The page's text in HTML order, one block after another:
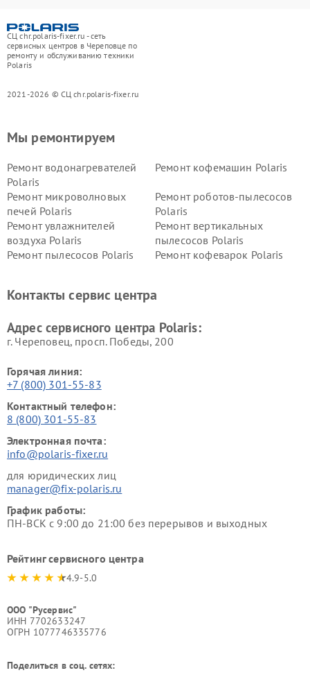
СЦ chr.polaris-fixer.ru - сеть
сервисных центров в Череповце по
ремонту и обслуживанию техники
Polaris
2021-2026 © СЦ chr.polaris-fixer.ru
Мы ремонтируем
Ремонт водонагревателей
Polaris
Ремонт кофемашин Polaris
Ремонт микроволновых
печей Polaris
Ремонт роботов-пылесосов
Polaris
Ремонт увлажнителей
воздуха Polaris
Ремонт вертикальных
пылесосов Polaris
Ремонт пылесосов Polaris
Ремонт кофеварок Polaris
Контакты сервис центра
Адрес сервисного центра Polaris:
г. Череповец, просп. Победы, 200
Горячая линия:
+7 (800) 301-55-83
Контактный телефон:
8 (800) 301-55-83
Электронная почта:
info@polaris-fixer.ru
для юридических лиц
manager@fix-polaris.ru
График работы:
ПН-ВСК с 9:00 до 21:00 без перерывов и выходных
Рейтинг сервисного центра
4.9-5.0
ООО "Русервис"
ИНН 7702633247
ОГРН 1077746335776
Поделиться в соц. сетях: